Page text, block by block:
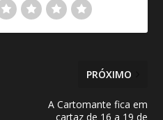
PRÓXIMO
A Cartomante fica em
cartaz de 16 a 19 de